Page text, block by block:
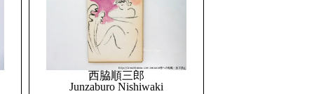
西脇順三郎
Junzaburo Nishiwaki